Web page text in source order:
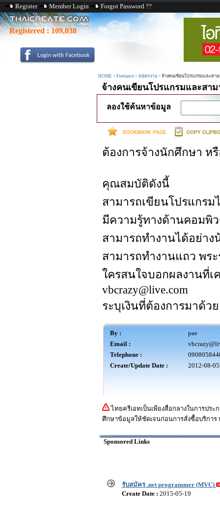
Register Member Login Forgot Password ??
Registered : 109,038
HOME > Freelance > สมัครงาน > จ้างคนเขียนโปรแกรมและสา
จ้างคนเขียนโปรแกรมและสา
ลองใช้ค้นหาข้อมูล
ต้องการจ้างนักศึกษา ห
คุณสมบัติดังนี้
สามารถเขียนโปรแกรม
มีความรู้ทางด้านคอมพิ
สามารถทำงานได้อย่าง
สามารถทำงานแถว พร
ใครสนใจบอกผลงานที่
vbcrazy@live.com
ระบุเงินที่ต้องการมาด้ว
By :
pae
Email :
Telephone :
Create/Update Date :
2012-08-
ไทยครีเอทเป็นเพียงสื่อกลางในการปร
ศึกษาข้อมูลให้ชัดเจนก่อนการสั่งซื้อบริการ
Sponsored Links
รับสมัคร .net programmer (MVC)
Create Date : 2015-05-19